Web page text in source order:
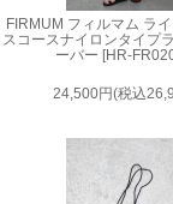
FIRMUM フィルマム ラ
スコースナイロンタイプ
ーバー [HR-
24,500円(税込